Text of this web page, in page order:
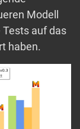
Modell
Tests auf das
haben.